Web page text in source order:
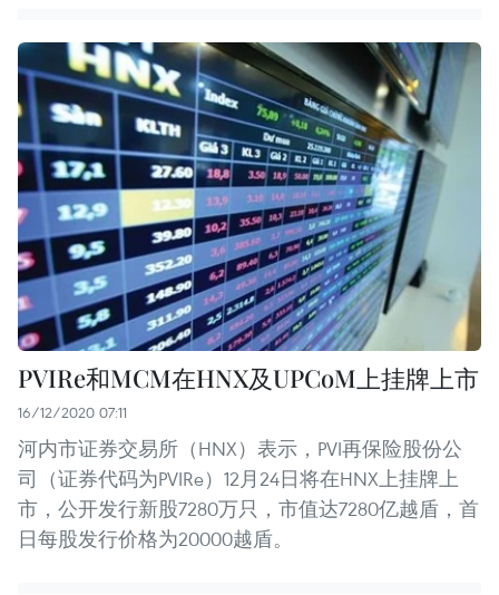
PVIRe和MCM在HNX及UPCoM上挂牌上市
16/12/2020 07:11
河内市证券交易所（HNX）表示，PVI再保险股份公
司（证券代码为PVIRe）12月24日将在HNX上挂牌上
市，公开发行新股7280万只，市值达7280亿越盾，首
日每股发行价格为20000越盾。